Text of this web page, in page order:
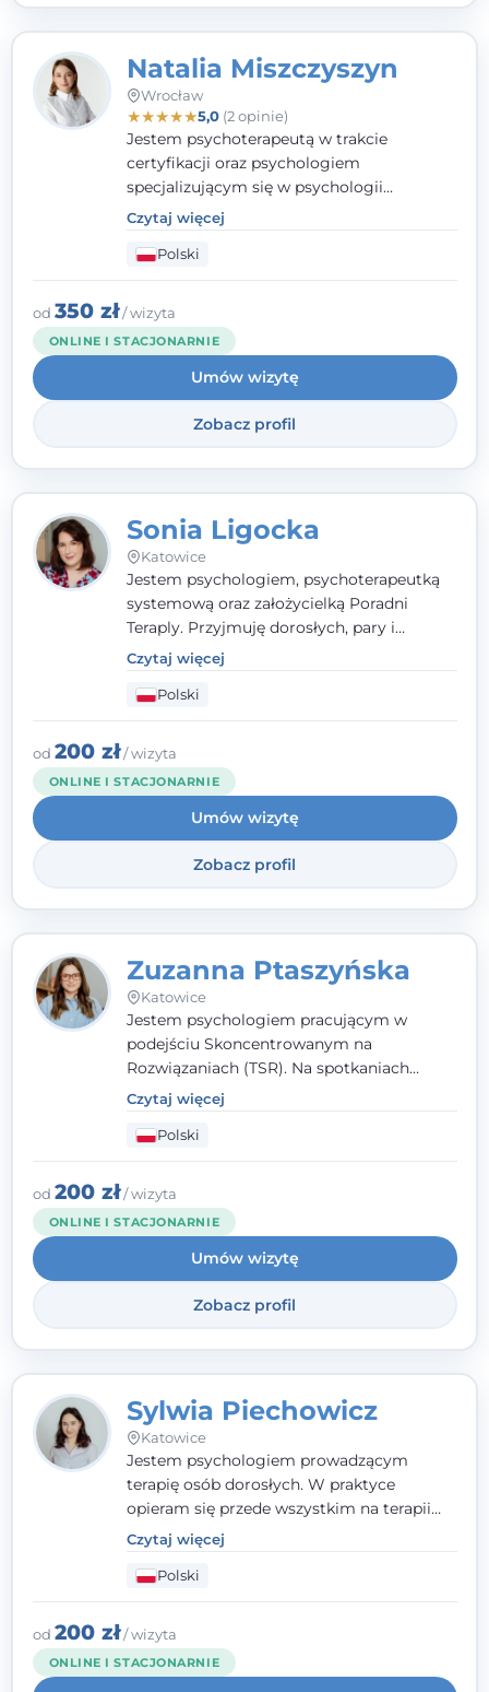
Natalia Miszczyszyn
Wrocław
★★★★★5,0(2 opinie)
Jestem psychoterapeutą w trakcie
certyfikacji oraz psychologiem
specjalizującym się w psychologii
klinicznej. Ukończyłam również studia
podyplomowe z Praktycznej Diagnozy
Psychologicznej. Aktywnie uczestniczę w
działalności Polskiego Towarzystwa
Psychiatrycznego oraz Polskiego
Towarzystwa Psychologicznego, a także
jestem członkiem nadzwyczajnym
Wielkopolskiego Towarzystwa Terapii
Systemowej.
Czytaj więcej
Polski
od 350 zł/ wizyta
ONLINE I STACJONARNIE
Umów wizytę
Zobacz profil
Sonia Ligocka
Katowice
Jestem psychologiem, psychoterapeutką
systemową oraz założycielką Poradni
Teraply. Przyjmuję dorosłych, pary i
rodziny, dobierając metody do
indywidualnych zasobów pacjenta. Wierzę
w drzemiące w Tobie zasoby, które
pozwolą Ci wyjść z kryzysu - a jeśli jeszcze
ich nie widzisz, pomogę Ci je odsłonić.
Czytaj więcej
Polski
od 200 zł/ wizyta
ONLINE I STACJONARNIE
Umów wizytę
Zobacz profil
Zuzanna Ptaszyńska
Katowice
Jestem psychologiem pracującym w
podejściu Skoncentrowanym na
Rozwiązaniach (TSR). Na spotkaniach
pracuję w sposób dopasowany do Ciebie -
nawet jeśli na starcie nie wiesz dokładnie,
czego potrzebujesz, odkrywamy to razem,
krok po kroku. Towarzyszę dorosłym oraz
młodzieży od 13. roku życia.
Czytaj więcej
Polski
od 200 zł/ wizyta
ONLINE I STACJONARNIE
Umów wizytę
Zobacz profil
Sylwia Piechowicz
Katowice
Jestem psychologiem prowadzącym
terapię osób dorosłych. W praktyce
opieram się przede wszystkim na terapii
poznawczo-behawioralnej (CBT), a także na
podejściu skoncentrowanym na
rozwiązaniach (TSR) oraz Racjonalnej
Terapii Zachowania (RTZ). Dużą wagę
przykładam do relacji opartej na empatii,
poczuciu bezpieczeństwa i wzajemnym
zrozumieniu.
Czytaj więcej
Polski
od 200 zł/ wizyta
ONLINE I STACJONARNIE